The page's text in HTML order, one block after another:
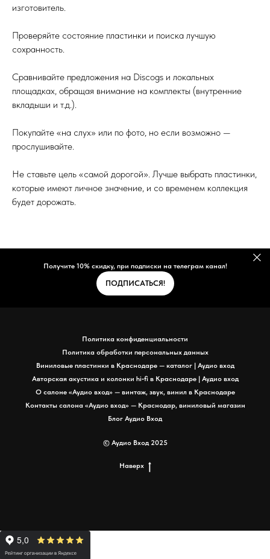
изготовитель.
Проверяйте состояние пластинки и поиска лучшую
сохранность.
Сравнивайте предложения на Discogs и локальных
площадках, обращая внимание на комплекты (внутренние
вкладыши и т.д.).
Покупайте «на слух» или по фото, но если возможно —
прослушивайте.
Не ставьте цель «самой дорогой». Лучше выбрать пластинки,
которые имеют личное значение, и со временем коллекция
будет дорожать.
Получите 10% скидку, при подписки на телеграм канал!
ПОДПИСАТЬСЯ!
Политика конфиденциальности
Политика обработки персональных данных
Виниловые пластинки в Краснодаре — каталог | Аудио вход
Авторская акустика и колонки hi‑fi в Краснодаре | Аудио вход
О салоне «Аудио вход» — винтаж, звук, винил в Краснодаре
Контакты салона «Аудио вход» — Краснодар, виниловый магазин
Блог Аудио Вход
© Аудио Вход 2025
Наверх